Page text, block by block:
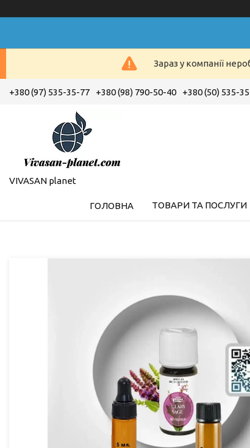
Зараз у компанії
+380 (97) 535-35-77 +380 (98) 790-50-40 +380 (50) 535-
VIVASAN planet
ГОЛОВНА ТОВАРИ ТА ПОСЛУГИ